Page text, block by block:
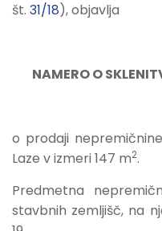
št. 31/18), objavlja
NAMERO O
o prodaji
Laze v izmeri 147 m2.
Predmetna
stavbnih zemljišč, na